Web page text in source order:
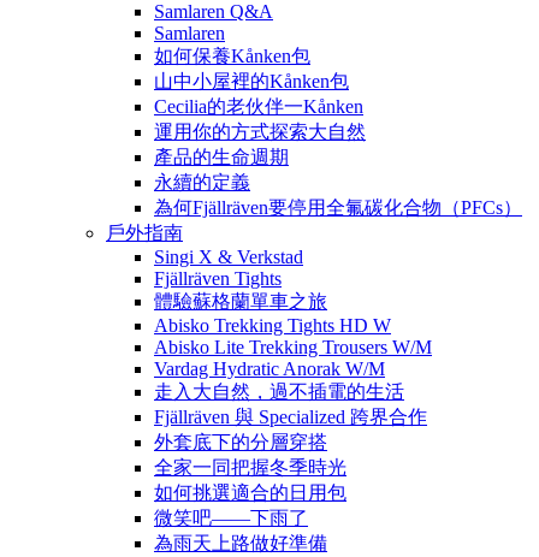
Samlaren Q&A
Samlaren
如何保養Kånken包
山中小屋裡的Kånken包
Cecilia的老伙伴一Kånken
運用你的方式探索大自然
產品的生命週期
永續的定義
為何Fjällräven要停用全氟碳化合物（PFCs）
戶外指南
Singi X & Verkstad
Fjällräven Tights
體驗蘇格蘭單車之旅
Abisko Trekking Tights HD W
Abisko Lite Trekking Trousers W/M
Vardag Hydratic Anorak W/M
走入大自然，過不插電的生活
Fjällräven 與 Specialized 跨界合作
外套底下的分層穿搭
全家一同把握冬季時光
如何挑選適合的日用包
微笑吧——下雨了
為雨天上路做好準備